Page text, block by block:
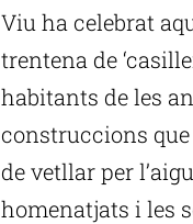
Viu ha celebrat
trentena de
habitants de les
construccions
de vetllar per
homenatjats i les